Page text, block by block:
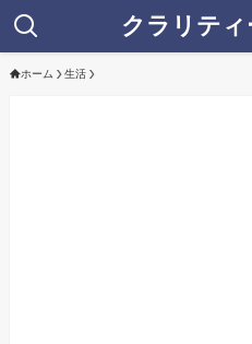
クラリテ
ホーム 生活